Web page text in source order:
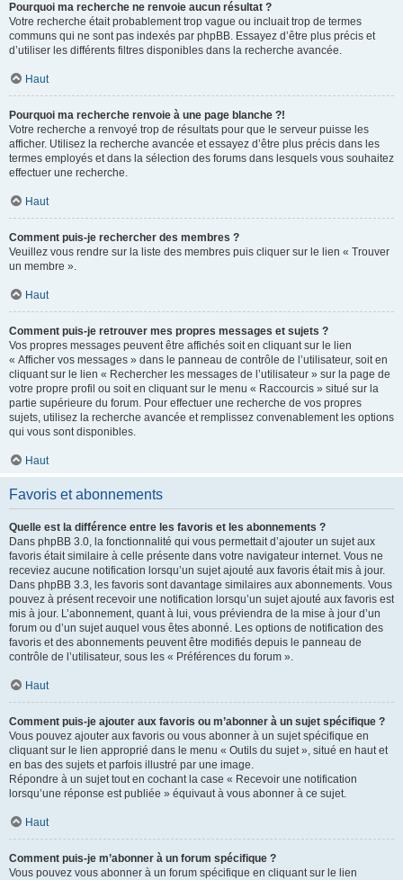
Pourquoi ma recherche ne renvoie aucun résultat ?
Votre recherche était probablement trop vague ou incluait trop de termes
communs qui ne sont pas indexés par phpBB. Essayez d’être plus précis et
d’utiliser les différents filtres disponibles dans la recherche avancée.
Haut
Pourquoi ma recherche renvoie à une page blanche ?!
Votre recherche a renvoyé trop de résultats pour que le serveur puisse les
afficher. Utilisez la recherche avancée et essayez d’être plus précis dans les
termes employés et dans la sélection des forums dans lesquels vous souhaitez
effectuer une recherche.
Haut
Comment puis-je rechercher des membres ?
Veuillez vous rendre sur la liste des membres puis cliquer sur le lien « Trouver
un membre ».
Haut
Comment puis-je retrouver mes propres messages et sujets ?
Vos propres messages peuvent être affichés soit en cliquant sur le lien
« Afficher vos messages » dans le panneau de contrôle de l’utilisateur, soit en
cliquant sur le lien « Rechercher les messages de l’utilisateur » sur la page de
votre propre profil ou soit en cliquant sur le menu « Raccourcis » situé sur la
partie supérieure du forum. Pour effectuer une recherche de vos propres
sujets, utilisez la recherche avancée et remplissez convenablement les options
qui vous sont disponibles.
Haut
Favoris et abonnements
Quelle est la différence entre les favoris et les abonnements ?
Dans phpBB 3.0, la fonctionnalité qui vous permettait d’ajouter un sujet aux
favoris était similaire à celle présente dans votre navigateur internet. Vous ne
receviez aucune notification lorsqu’un sujet ajouté aux favoris était mis à jour.
Dans phpBB 3.3, les favoris sont davantage similaires aux abonnements. Vous
pouvez à présent recevoir une notification lorsqu’un sujet ajouté aux favoris est
mis à jour. L’abonnement, quant à lui, vous préviendra de la mise à jour d’un
forum ou d’un sujet auquel vous êtes abonné. Les options de notification des
favoris et des abonnements peuvent être modifiés depuis le panneau de
contrôle de l’utilisateur, sous les « Préférences du forum ».
Haut
Comment puis-je ajouter aux favoris ou m’abonner à un sujet spécifique ?
Vous pouvez ajouter aux favoris ou vous abonner à un sujet spécifique en
cliquant sur le lien approprié dans le menu « Outils du sujet », situé en haut et
en bas des sujets et parfois illustré par une image.
Répondre à un sujet tout en cochant la case « Recevoir une notification
lorsqu’une réponse est publiée » équivaut à vous abonner à ce sujet.
Haut
Comment puis-je m’abonner à un forum spécifique ?
Vous pouvez vous abonner à un forum spécifique en cliquant sur le lien